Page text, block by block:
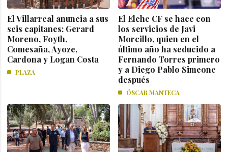
El Villarreal anuncia a sus
seis capitanes: Gerard
Moreno, Foyth,
Comesaña, Ayoze,
Cardona y Logan Costa
PLAZA
El Elche CF se hace con
los servicios de Javi
Morcillo, quien en el
último año ha seducido a
Fernando Torres primero
y a Diego Pablo Simeone
después
ÓSCAR MANTECA